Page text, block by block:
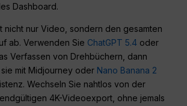
Dashboard.
nicht nur Video, sondern den gesamten
ab. Verwenden Sie ChatGPT 5.4 oder
Verfassen von Drehbüchern, dann
mit Midjourney oder Nano Banana 2
Wechseln Sie nahtlos von der
4K-Videoexport, ohne jemals